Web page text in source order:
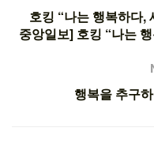
호킹 “나는 행복하다
중앙일보] 호킹 “나는
행복을 추구